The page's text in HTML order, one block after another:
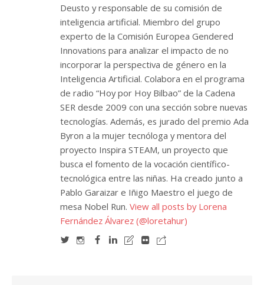
Deusto y responsable de su comisión de
inteligencia artificial. Miembro del grupo
experto de la Comisión Europea Gendered
Innovations para analizar el impacto de no
incorporar la perspectiva de género en la
Inteligencia Artificial. Colabora en el programa
de radio “Hoy por Hoy Bilbao” de la Cadena
SER desde 2009 con una sección sobre nuevas
tecnologías. Además, es jurado del premio Ada
Byron a la mujer tecnóloga y mentora del
proyecto Inspira STEAM, un proyecto que
busca el fomento de la vocación científico-
tecnológica entre las niñas. Ha creado junto a
Pablo Garaizar e Iñigo Maestro el juego de
mesa Nobel Run. View all posts by Lorena
Fernández Álvarez (@loretahur)